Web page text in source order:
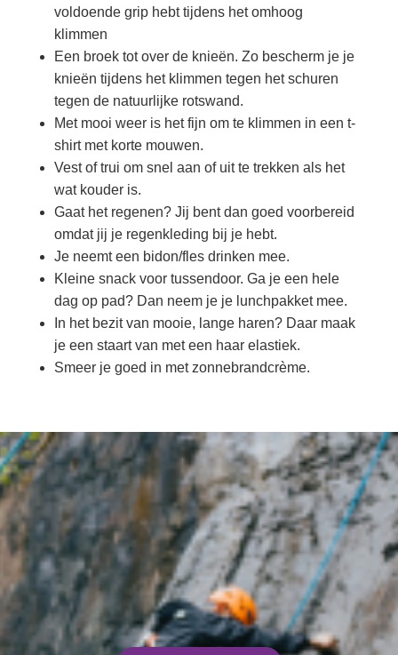
voldoende grip hebt tijdens het omhoog
klimmen
Een broek tot over de knieën. Zo bescherm je je
knieën tijdens het klimmen tegen het schuren
tegen de natuurlijke rotswand.
Met mooi weer is het fijn om te klimmen in een t-
shirt met korte mouwen.
Vest of trui om snel aan of uit te trekken als het
wat kouder is.
Gaat het regenen? Jij bent dan goed voorbereid
omdat jij je regenkleding bij je hebt.
Je neemt een bidon/fles drinken mee.
Kleine snack voor tussendoor. Ga je een hele
dag op pad? Dan neem je je lunchpakket mee.
In het bezit van mooie, lange haren? Daar maak
je een staart van met een haar elastiek.
Smeer je goed in met zonnebrandcrème.